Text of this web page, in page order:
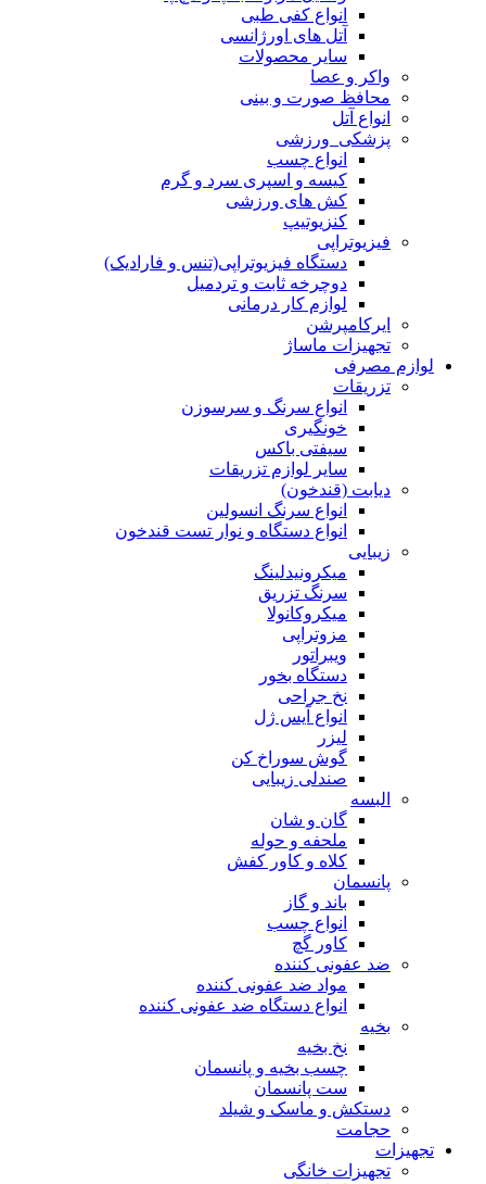
انواع کفی طبی
آتل های اورژانسی
سایر محصولات
واکر و عصا
محافظ صورت و بینی
انواع آتل
پزشکی_ورزشی
انواع چسب
کیسه و اسپری سرد و گرم
کش های ورزشی
کنزیوتیپ
فیزیوتراپی
دستگاه فیزیوتراپی(تنس و فارادیک)
دوچرخه ثابت و تردمیل
لوازم کار درمانی
ایرکامپرشن
تجهیزات ماساژ
لوازم مصرفی
تزریقات
انواع سرنگ و سرسوزن
خونگیری
سیفتی باکس
سایر لوازم تزریقات
دیابت (قندخون)
انواع سرنگ انسولین
انواع دستگاه و نوار تست قندخون
زیبایی
میکرونیدلینگ
سرنگ تزریق
میکروکانولا
مزوتراپی
ویبراتور
دستگاه بخور
نخ جراحی
انواع آیس ژل
لیزر
گوش سوراخ کن
صندلی زیبایی
البسه
گان و شان
ملحفه و حوله
کلاه و کاور کفش
پانسمان
باند و گاز
انواع چسب
کاور گچ
ضد عفونی کننده
مواد ضد عفونی کننده
انواع دستگاه ضد عفونی کننده
بخیه
نخ بخیه
چسب بخیه و پانسمان
ست پانسمان
دستکش و ماسک و شیلد
حجامت
تجهیزات
تجهیزات خانگی